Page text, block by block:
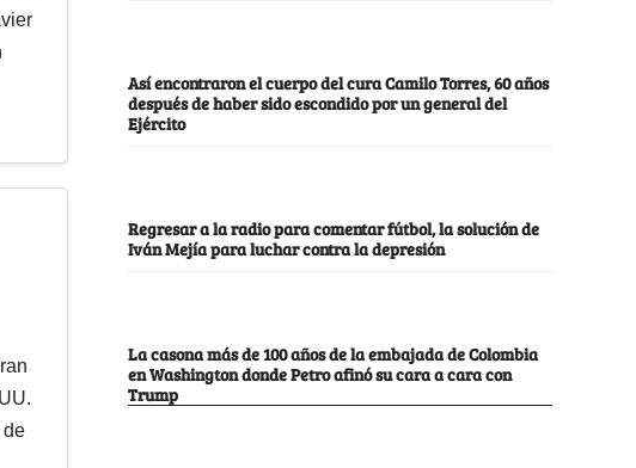
Así encontraron el cuerpo del cura Camilo Torres, 60 años
después de haber sido escondido por un general del
Ejército
Regresar a la radio para comentar fútbol, la solución de
Iván Mejía para luchar contra la depresión
La casona más de 100 años de la embajada de Colombia
en Washington donde Petro afinó su cara a cara con
Trump